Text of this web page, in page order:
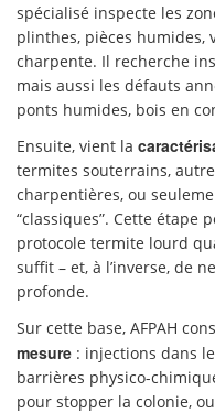
spécialisé inspecte les
plinthes, pièces humides,
charpente. Il recherche
mais aussi les défauts
ponts humides, bois en
Ensuite, vient la
termites souterrains,
charpentières, ou
“classiques”. Cette étape
protocole termite lourd
suffit – et, à l’inverse, de
profonde.
Sur cette base, AFPAH
mesure : injections dans
barrières physico-
pour stopper la colonie,